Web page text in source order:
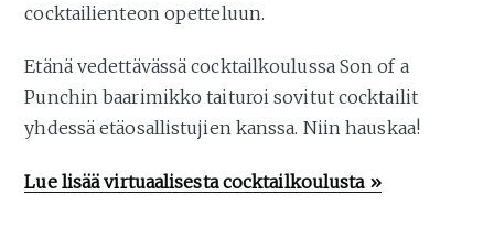
cocktailienteon opetteluun.
Etänä vedettävässä cocktailkoulussa Son of a
Punchin baarimikko taituroi sovitut cocktailit
yhdessä etäosallistujien kanssa. Niin hauskaa!
Lue lisää virtuaalisesta cocktailkoulusta »